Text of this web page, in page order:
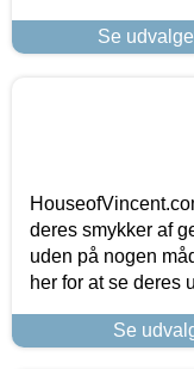
Se
deres smykker af
uden på nogen
her for at se deres
Se